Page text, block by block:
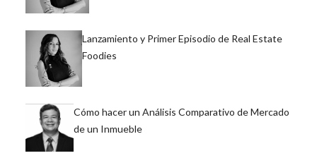
Lanzamiento y Primer Episodio de Real Estate
Foodies
Cómo hacer un Análisis Comparativo de Mercado
de un Inmueble